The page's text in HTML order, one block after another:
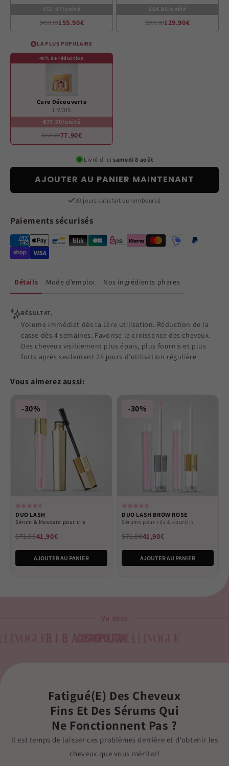
€51.97/unité
$458.00155.90€
€64.95/unité
$306.00129.90€
LA PLUS POPULAIRE
40% de réduction
Cure Découverte
1 MOIS
€77.90/unité
$153.0077.90€
Livré d’ici samedi 8 août
AJOUTER AU PANIER MAINTENANT
30 jours satisfait ou remboursé
Paiements sécurisés
Détails Mode d’emploi Nos ingrédients phares
RÉSULTAT.
Volume immédiat dès la 1ère utilisation. Réduction de la
casse dès 4 semaines. Favorise la croissance des cheveux.
Des cheveux visiblement plus épais, plus fournis et plus
forts après seulement 28 jours d’utilisation régulière
Vous aimerez aussi:
-30%
Rated
4.6
out
of
5
stars
DUO LASH
Sérum & Mascara pour cils
$71.0041,90€
AJOUTER AU PANIER
-30%
Rated
4.6
out
of
5
stars
DUO LASH BROW ROSE
Sérums pour cils & sourcils
$71.0041,90€
AJOUTER AU PANIER
Vu dans
Fatigué(e) Des Cheveux
Fins Et Des Sérums Qui
Ne Fonctionnent Pas ?
Il est temps de laisser ces problèmes derrière et d’obtenir les
cheveux que vous méritez!